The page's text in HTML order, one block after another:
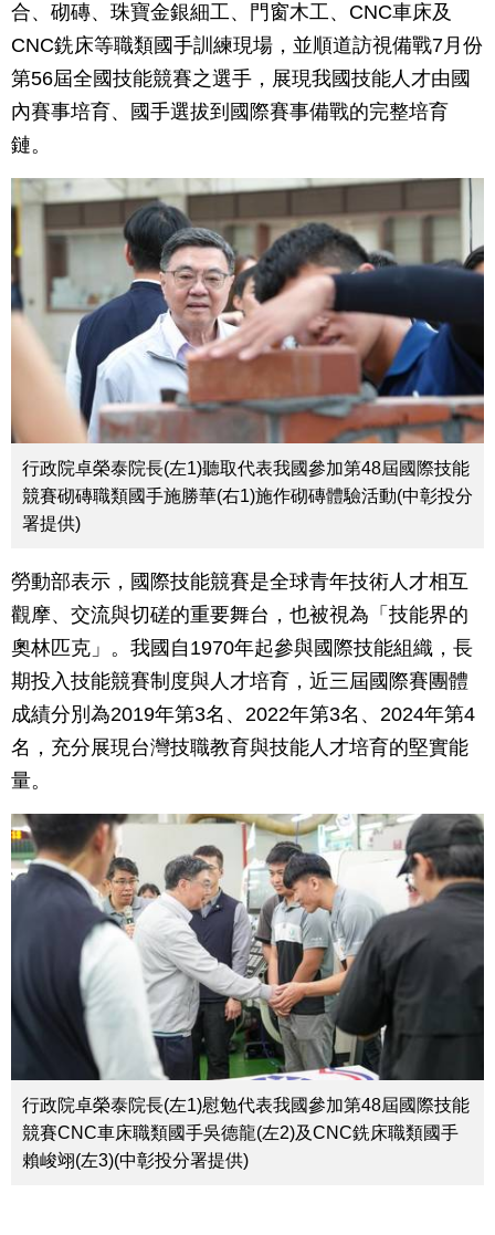
合、砌磚、珠寶金銀細工、門窗木工、CNC車床及
CNC銑床等職類國手訓練現場，並順道訪視備戰7月份
第56屆全國技能競賽之選手，展現我國技能人才由國
內賽事培育、國手選拔到國際賽事備戰的完整培育
鏈。
行政院卓榮泰院長(左1)聽取代表我國參加第48屆國際技能
競賽砌磚職類國手施勝華(右1)施作砌磚體驗活動(中彰投分
署提供)
勞動部表示，國際技能競賽是全球青年技術人才相互
觀摩、交流與切磋的重要舞台，也被視為「技能界的
奧林匹克」。我國自1970年起參與國際技能組織，長
期投入技能競賽制度與人才培育，近三屆國際賽團體
成績分別為2019年第3名、2022年第3名、2024年第4
名，充分展現台灣技職教育與技能人才培育的堅實能
量。
行政院卓榮泰院長(左1)慰勉代表我國參加第48屆國際技能
競賽CNC車床職類國手吳德龍(左2)及CNC銑床職類國手
賴峻翊(左3)(中彰投分署提供)